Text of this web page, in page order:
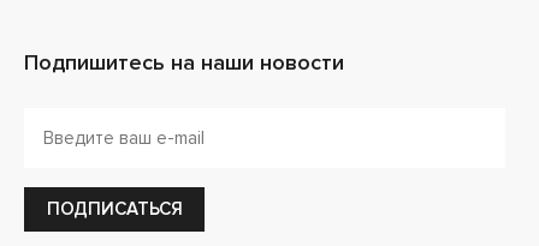
Подпишитесь на наши новости
ПОДПИСАТЬСЯ